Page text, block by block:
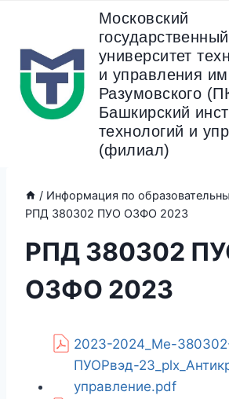
содержанию
Московский
государственный
университет
и управления
Разумовского
Башкирский
технологий и
(филиал)
/ Информация по
РПД 380302 ПУО ОЗФО 2023
РПД 380302
ОЗФО 2023
2023-2024_Ме-
ПУОРвэд-
управление.pdf